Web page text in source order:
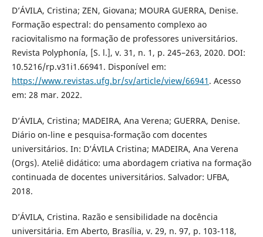
D’ÁVILA, Cristina; ZEN, Giovana; MOURA GUERRA, Denise.
Formação espectral: do pensamento complexo ao
raciovitalismo na formação de professores universitários.
Revista Polyphonía, [S. l.], v. 31, n. 1, p. 245–263, 2020. DOI:
10.5216/rp.v31i1.66941. Disponível em:
https://www.revistas.ufg.br/sv/article/view/66941 . Acesso
em: 28 mar. 2022.
D’ÁVILA, Cristina; MADEIRA, Ana Verena; GUERRA, Denise.
Diário on-line e pesquisa-formação com docentes
universitários. In: D’ÁVILA Cristina; MADEIRA, Ana Verena
(Orgs). Ateliê didático: uma abordagem criativa na formação
continuada de docentes universitários. Salvador: UFBA,
2018.
D’ÁVILA, Cristina. Razão e sensibilidade na docência
universitária. Em Aberto, Brasília, v. 29, n. 97, p. 103-118,